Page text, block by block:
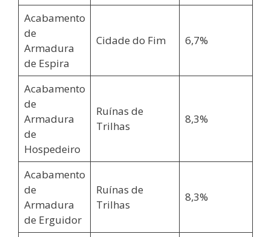
Acabamento
de
Armadura
de Espira
Cidade do Fim 6,7%
Acabamento
de
Armadura
de
Hospedeiro
Ruínas de
Trilhas
8,3%
Acabamento
de
Armadura
de Erguidor
Ruínas de
Trilhas
8,3%